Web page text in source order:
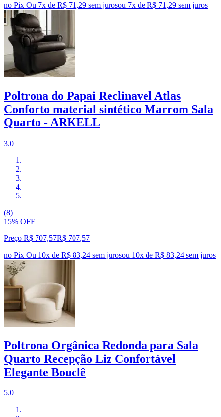
no Pix Ou 7x de R$ 71,29 sem jurosou 7x de R$ 71,29 sem juros
Poltrona do Papai Reclinavel Atlas
Conforto material sintético Marrom Sala
Quarto - ARKELL
3.0
(8)
15% OFF
Preço R$ 707,57R$ 707,57
no Pix Ou 10x de R$ 83,24 sem jurosou 10x de R$ 83,24 sem juros
Poltrona Orgânica Redonda para Sala
Quarto Recepção Liz Confortável
Elegante Bouclê
5.0